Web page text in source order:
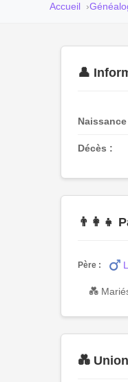
Accueil
👤
Décès :
👨‍👩‍👧
Père :
💑
💑